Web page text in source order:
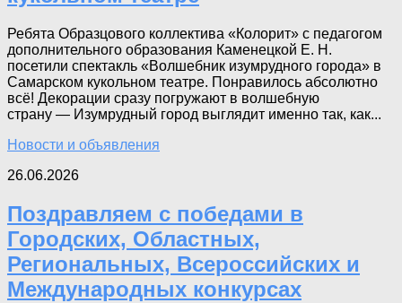
Ребята Образцового коллектива «Колорит» с педагогом
дополнительного образования Каменецкой Е. Н.
посетили спектакль «Волшебник изумрудного города» в
Самарском кукольном театре. Понравилось абсолютно
всё! Декорации сразу погружают в волшебную
страну — Изумрудный город выглядит именно так, как...
Новости и объявления
26.06.2026
Поздравляем с победами в
Городских, Областных,
Региональных, Всероссийских и
Международных конкурсах